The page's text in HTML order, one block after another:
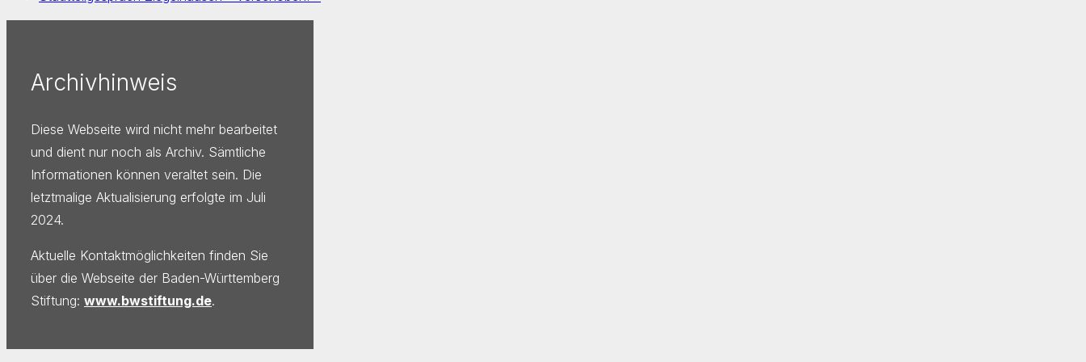
Archivhinweis
Diese Webseite wird nicht mehr bearbeitet
und dient nur noch als Archiv. Sämtliche
Informationen können veraltet sein. Die
letztmalige Aktualisierung erfolgte im Juli
2024.
Aktuelle Kontaktmöglichkeiten finden Sie
über die Webseite der Baden-Württemberg
Stiftung: www.bwstiftung.de.